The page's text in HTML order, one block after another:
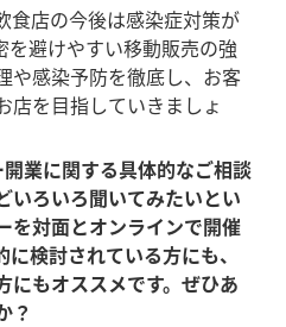
食店の今後は感染症対策が
を避けやすい移動販売の強
や感染予防を徹底し、お客
店を目指していきましょ
業に関する具体的なご相談
いろいろ聞いてみたいとい
を対面とオンラインで開催
検討されている方にも、
にもオススメです。ぜひあ
？